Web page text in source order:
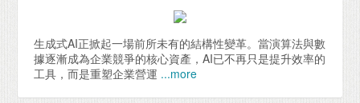
生成式AI正掀起一場前所未有的結構性變革。當演算法與數
據逐漸成為企業競爭的核心資產，AI已不再只是提升效率的
工具，而是重塑企業營運 ...more